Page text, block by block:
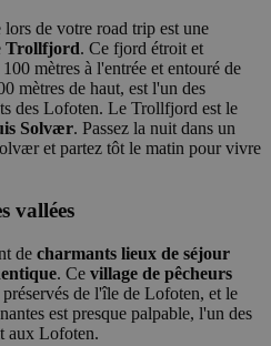
de votre road trip est une
Trollfjord. Ce fjord étroit et
mètres à l'entrée et entouré de
mètres de haut, est l'un des
des Lofoten. Le Trollfjord est le
Solvær. Passez la nuit dans un
et partez tôt le matin pour vivre
vallées
de charmants lieux de séjour
. Ce village de pêcheurs
de l'île de Lofoten, et le
est presque palpable, l'un des
aux Lofoten.